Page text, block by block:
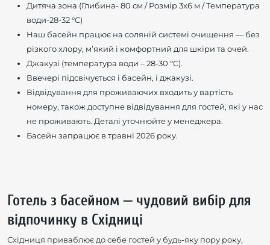
Дитяча зона (Глибина- 80 см / Розмір 3х6 м / Температура
води-28-32 °C)
Наш басейн працює на соляній системі очищення — без
різкого хлору, м’який і комфортний для шкіри та очей.
Джакузі (температура води – 28-30 °C).
Ввечері підсвічується і басейн, і джакузі.
Відвідування для проживаючих входить у вартість
номеру, також доступне відвідування для гостей, які у нас
не проживають. Деталі уточнюйте у менеджера.
Басейн запрацює в травні 2026 року.
Готель з басейном — чудовий вибір для
відпочинку в Східниці
Східниця приваблює до себе гостей у будь-яку пору року,